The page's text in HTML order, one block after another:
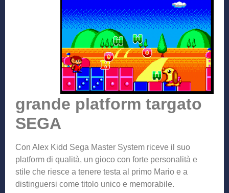
grande platform targato
SEGA
Con Alex Kidd Sega Master System riceve il suo
platform di qualità, un gioco con forte personalità e
stile che riesce a tenere testa al primo Mario e a
distinguersi come titolo unico e memorabile.